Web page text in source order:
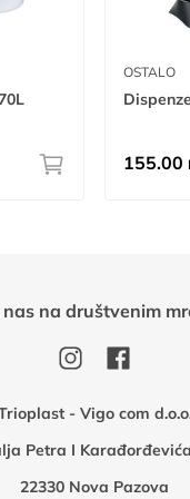
OSTALO
155.00
- Vigo com
Petra I
22330 Nova Pazova
na društvenim